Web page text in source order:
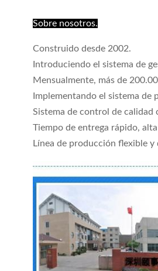
Sobre nosotros.
Construido desde 2002.
Introduciendo el sistema de
Mensualmente, más de
Implementando el sistema de
Sistema de control de calidad
Tiempo de entrega rápido,
Línea de producción flexible